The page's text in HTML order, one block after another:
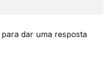
dar uma resposta